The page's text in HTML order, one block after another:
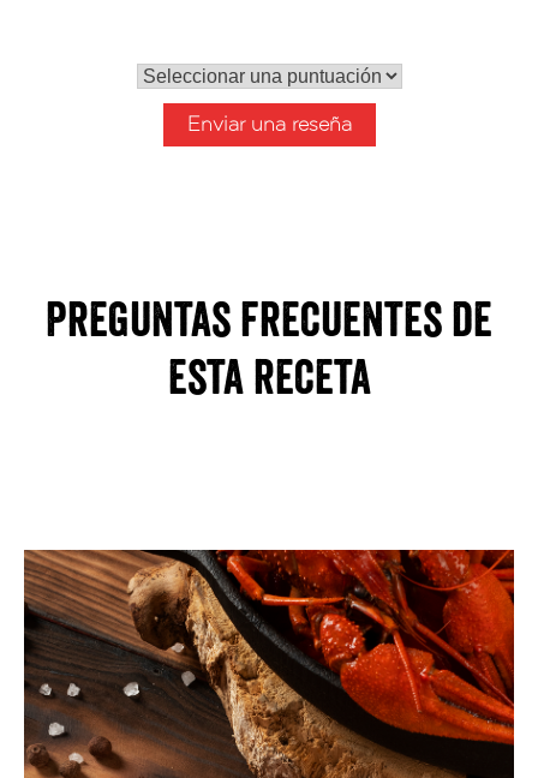
Enviar una reseña
Preguntas frecuentes de
esta receta